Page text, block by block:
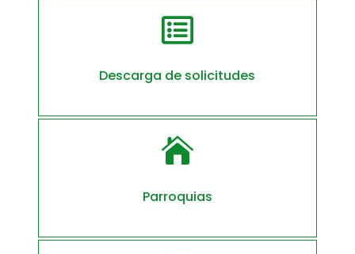

Descarga de solicitudes

Parroquias